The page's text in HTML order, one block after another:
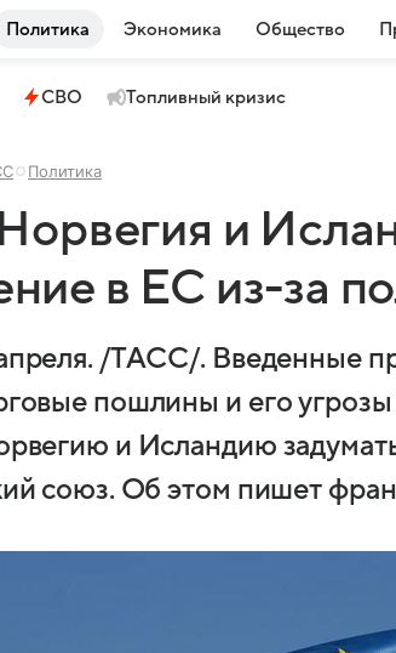
Политика Экономика Общество
СВО Топливный кризис
Политика
и
в ЕС из-за
/ТАСС/. Введенные
пошлины и его
и Исландию
союз. Об этом пишет